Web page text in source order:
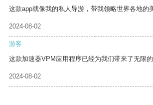
这款app就像我的私人导游，带我领略世界各地的
2024-08-02
游客
这款加速器VPM应用程序已经为我们带来了无限的
2024-08-02